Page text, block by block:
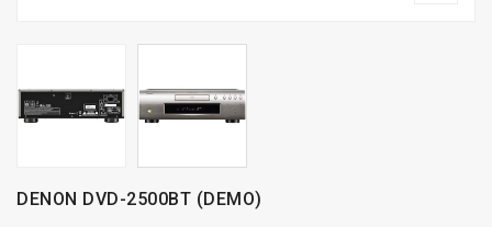
DENON DVD-2500BT (DEMO)